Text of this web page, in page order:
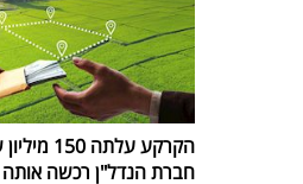
הקרקע עלתה